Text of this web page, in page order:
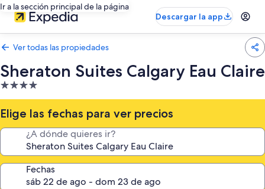
Ir a la sección principal de la página
Descargar la app
Ver todas las propiedades
Sheraton Suites Calgary Eau Claire
Propiedad
de
4.0
estrellas
Elige las fechas para ver precios
¿A dónde quieres ir?
Fechas